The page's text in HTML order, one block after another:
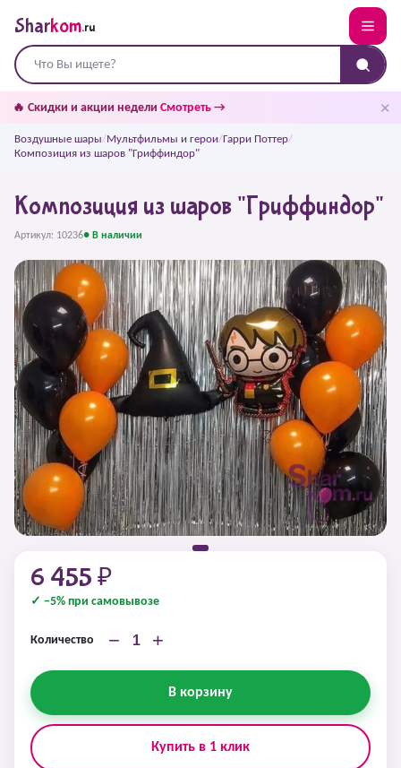
Sharkom.ru
🔥 Скидки и акции недели Смотреть → ✕
Воздушные шары/Мультфильмы и герои/Гарри Поттер/
Композиция из шаров "Гриффиндор"
Композиция из шаров "Гриффиндор"
Артикул: 10236● В наличии
6 455 ₽
✓ −5% при самовывозе
Количество − +
В корзину
Купить в 1 клик